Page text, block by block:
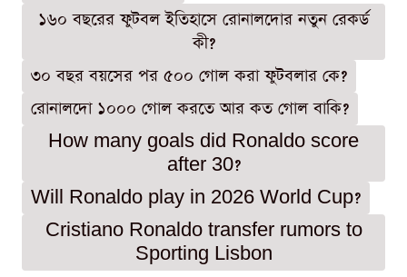
১৬০ বছরের ফুটবল ইতিহাসে রোনালদোর নতুন রেকর্ড
কী?
৩০ বছর বয়সের পর ৫০০ গোল করা ফুটবলার কে?
রোনালদো ১০০০ গোল করতে আর কত গোল বাকি?
How many goals did Ronaldo score
after 30?
Will Ronaldo play in 2026 World Cup?
Cristiano Ronaldo transfer rumors to
Sporting Lisbon